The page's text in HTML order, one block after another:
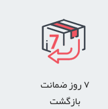
۷ روز ضمانت
بازگشت